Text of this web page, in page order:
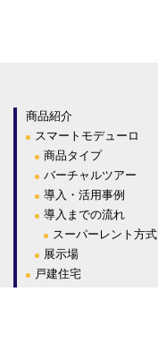
商品紹介
スマートモデューロ
商品タイプ
バーチャルツアー
導入・活用事例
導入までの流れ
スーパーレント方式
展示場
戸建住宅